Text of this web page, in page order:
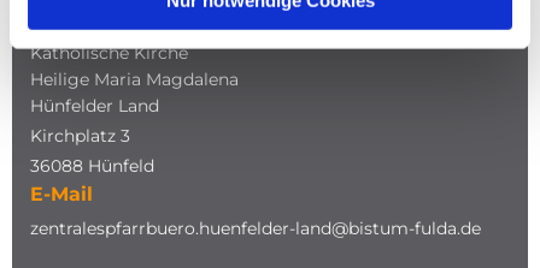
Katholische Kirche
Heilige Maria Magdalena
Hünfelder Land
Kirchplatz 3
36088 Hünfeld
E-Mail
zentralespfarrbuero.huenfelder-land@bistum-fulda.de